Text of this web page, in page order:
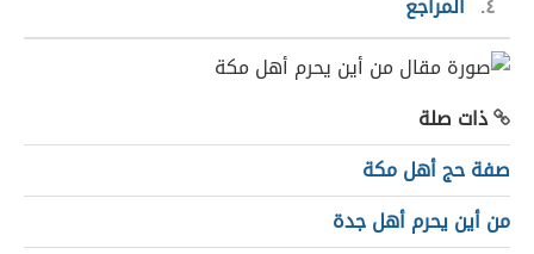
ذات صلة
صفة حج أهل مكة
من أين يحرم أهل جدة